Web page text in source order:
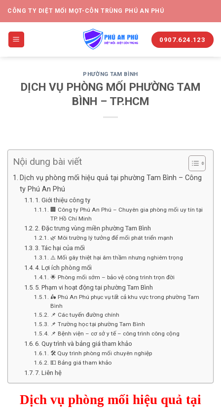
CÔNG TY DIỆT MỐI MỌT-CÔN TRÙNG PHÚ AN PHÚ
0907.624.123
PHƯỜNG TAM BÌNH
DỊCH VỤ PHÒNG MỐI PHƯỜNG TAM
BÌNH – TP.HCM
Nội dung bài viết
Dịch vụ phòng mối hiệu quả tại phường Tam Bình – Công
ty Phú An Phú
1. Giới thiệu công ty
🏢 Công ty Phú An Phú – Chuyên gia phòng mối uy tín tại
TP. Hồ Chí Minh
2. Đặc trưng vùng miền phường Tam Bình
🌿 Môi trường lý tưởng để mối phát triển mạnh
3. Tác hại của mối
⚠️ Mối gây thiệt hại âm thầm nhưng nghiêm trọng
4. Lợi ích phòng mối
🌟 Phòng mối sớm – bảo vệ công trình trọn đời
5. Phạm vi hoạt động tại phường Tam Bình
🛵 Phú An Phú phục vụ tất cả khu vực trong phường Tam
Bình
📌 Các tuyến đường chính
📌 Trường học tại phường Tam Bình
📌 Bệnh viện – cơ sở y tế – công trình công cộng
6. Quy trình và bảng giá tham khảo
🛠️ Quy trình phòng mối chuyên nghiệp
💵 Bảng giá tham khảo
7. Liên hệ
Dịch vụ phòng mối hiệu quả tại